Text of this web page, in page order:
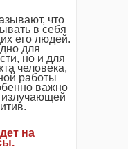
что
в себя
его людей.
для
но и для
человека,
работы
важно
на